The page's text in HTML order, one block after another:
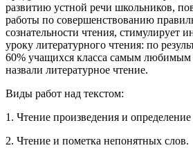
развитию устной речи школьников,
работы по совершенствованию
сознательности чтения, стимулирует
уроку литературного чтения: по
60% учащихся класса самым
назвали литературное чтение.
Виды работ над текстом:
1. Чтение произведения и
2. Чтение и пометка непонятных слов.